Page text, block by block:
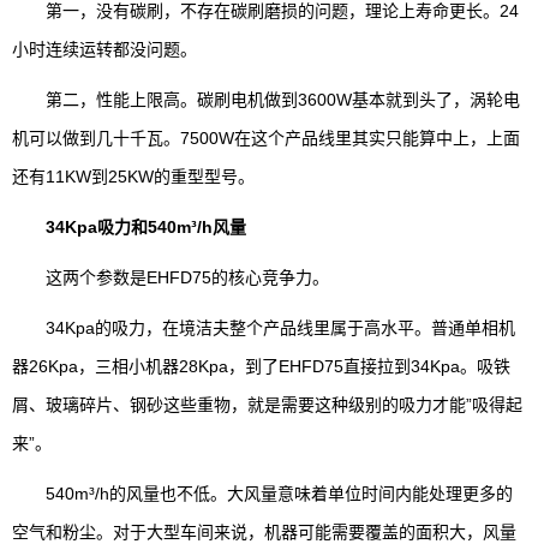
第一，没有碳刷，不存在碳刷磨损的问题，理论上寿命更长。24
小时连续运转都没问题。
第二，性能上限高。碳刷电机做到3600W基本就到头了，涡轮电
机可以做到几十千瓦。7500W在这个产品线里其实只能算中上，上面
还有11KW到25KW的重型型号。
34Kpa吸力和540m³/h风量
这两个参数是EHFD75的核心竞争力。
34Kpa的吸力，在境洁夫整个产品线里属于高水平。普通单相机
器26Kpa，三相小机器28Kpa，到了EHFD75直接拉到34Kpa。吸铁
屑、玻璃碎片、钢砂这些重物，就是需要这种级别的吸力才能”吸得起
来”。
540m³/h的风量也不低。大风量意味着单位时间内能处理更多的
空气和粉尘。对于大型车间来说，机器可能需要覆盖的面积大，风量